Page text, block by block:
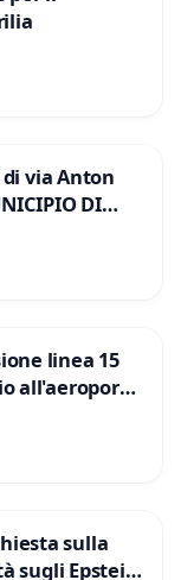
via Anton
DI
linea 15
all'aeroporto
sulla
sugli Epstein